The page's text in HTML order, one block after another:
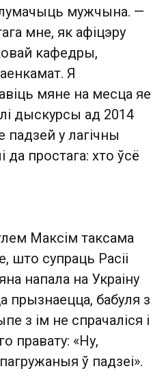
мужчына. —
мне, як афіцэру
кафедры,
Я
мяне на месца яе
дыскурсы ад 2014
падзей у лагічны
простага: хто ўсё
Максім таксама
што супраць Расіі
напала на Украіну
прызнаецца, бабуля з
з ім не спрачаліся і
правату: «Ну,
ў падзеі».